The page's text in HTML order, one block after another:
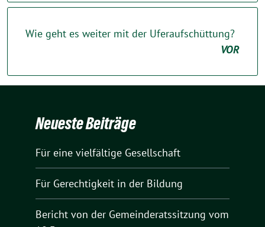
Wie geht es weiter mit der Uferaufschüttung?
VOR
Neueste Beiträge
Für eine vielfältige Gesellschaft
Für Gerechtigkeit in der Bildung
Bericht von der Gemeinderatssitzung vom